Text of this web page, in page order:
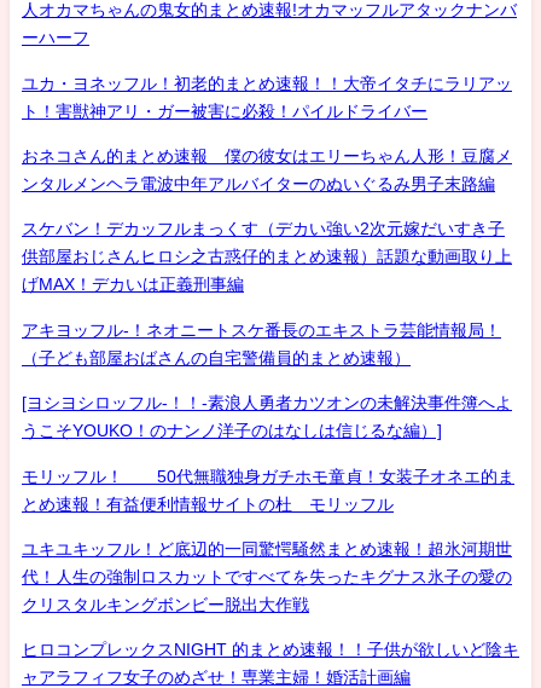
人オカマちゃんの鬼女的まとめ速報!オカマッフルアタックナンバ
ーハーフ
ユカ・ヨネッフル！初老的まとめ速報！！大帝イタチにラリアッ
ト！害獣神アリ・ガー被害に必殺！パイルドライバー
おネコさん的まとめ速報 僕の彼女はエリーちゃん人形！豆腐メ
ンタルメンヘラ電波中年アルバイターのぬいぐるみ男子末路編
スケバン！デカッフルまっくす（デカい強い2次元嫁だいすき子
供部屋おじさんヒロシ之古惑仔的まとめ速報）話題な動画取り上
げMAX！デカいは正義刑事編
アキヨッフル-！ネオニートスケ番長のエキストラ芸能情報局！
（子ども部屋おばさんの自宅警備員的まとめ速報）
[ヨシヨシロッフル-！！-素浪人勇者カツオンの未解決事件簿へよ
うこそYOUKO！のナンノ洋子のはなしは信じるな編）]
モリッフル！ 50代無職独身ガチホモ童貞！女装子オネエ的ま
とめ速報！有益便利情報サイトの杜 モリッフル
ユキユキッフル！ど底辺的一同驚愕騒然まとめ速報！超氷河期世
代！人生の強制ロスカットですべてを失ったキグナス氷子の愛の
クリスタルキングボンビー脱出大作戦
ヒロコンプレックスNIGHT 的まとめ速報！！子供が欲しいど陰キ
ャアラフィフ女子のめざせ！専業主婦！婚活計画編